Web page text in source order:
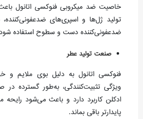
خاصیت ضد میکروبی فنوکسی اتانول
تولید ژل‌ها و اسپری‌های ضدعفونی‌کننده،
ضدعفونی‌کننده دست و سطوح استفاده
صنعت تولید عطر
فنوکسی اتانول به دلیل بوی ملایم و
ویژگی تثبیت‌کنندگی، به‌طور گسترده
ادکلن کاربرد دارد و باعث می‌شود
پایدارتر باقی بماند.